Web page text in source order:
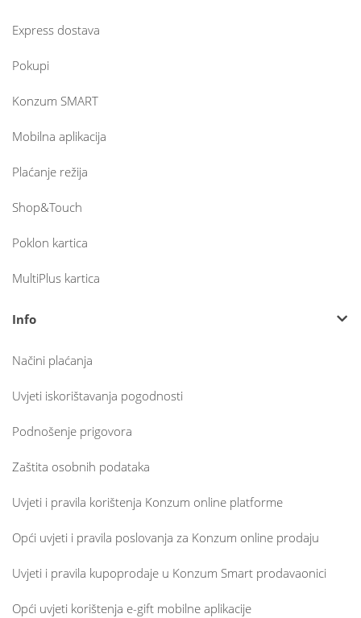
Express dostava
Pokupi
Konzum SMART
Mobilna aplikacija
Plaćanje režija
Shop&Touch
Poklon kartica
MultiPlus kartica
Info
Načini plaćanja
Uvjeti iskorištavanja pogodnosti
Podnošenje prigovora
Zaštita osobnih podataka
Uvjeti i pravila korištenja Konzum online platforme
Opći uvjeti i pravila poslovanja za Konzum online prodaju
Uvjeti i pravila kupoprodaje u Konzum Smart prodavaonici
Opći uvjeti korištenja e-gift mobilne aplikacije